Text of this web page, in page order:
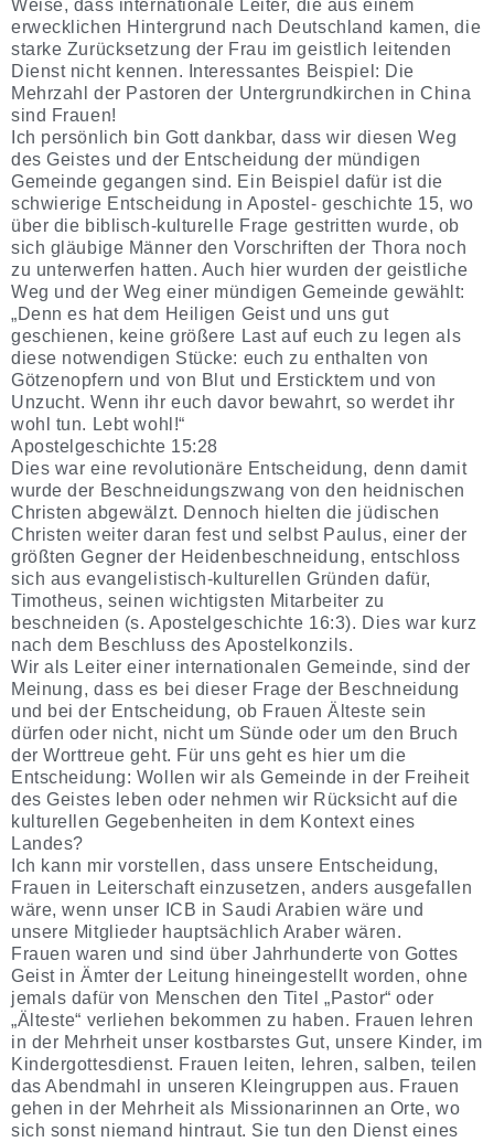
Weise, dass internationale Leiter, die aus einem
erwecklichen Hintergrund nach Deutschland kamen, die
starke Zurücksetzung der Frau im geistlich leitenden
Dienst nicht kennen. Interessantes Beispiel: Die
Mehrzahl der Pastoren der Untergrundkirchen in China
sind Frauen!
Ich persönlich bin Gott dankbar, dass wir diesen Weg
des Geistes und der Entscheidung der mündigen
Gemeinde gegangen sind. Ein Beispiel dafür ist die
schwierige Entscheidung in Apostel- geschichte 15, wo
über die biblisch-kulturelle Frage gestritten wurde, ob
sich gläubige Männer den Vorschriften der Thora noch
zu unterwerfen hatten. Auch hier wurden der geistliche
Weg und der Weg einer mündigen Gemeinde gewählt:
„Denn es hat dem Heiligen Geist und uns gut
geschienen, keine größere Last auf euch zu legen als
diese notwendigen Stücke: euch zu enthalten von
Götzenopfern und von Blut und Ersticktem und von
Unzucht. Wenn ihr euch davor bewahrt, so werdet ihr
wohl tun. Lebt wohl!“
Apostelgeschichte 15:28
Dies war eine revolutionäre Entscheidung, denn damit
wurde der Beschneidungszwang von den heidnischen
Christen abgewälzt. Dennoch hielten die jüdischen
Christen weiter daran fest und selbst Paulus, einer der
größten Gegner der Heidenbeschneidung, entschloss
sich aus evangelistisch-kulturellen Gründen dafür,
Timotheus, seinen wichtigsten Mitarbeiter zu
beschneiden (s. Apostelgeschichte 16:3). Dies war kurz
nach dem Beschluss des Apostelkonzils.
Wir als Leiter einer internationalen Gemeinde, sind der
Meinung, dass es bei dieser Frage der Beschneidung
und bei der Entscheidung, ob Frauen Älteste sein
dürfen oder nicht, nicht um Sünde oder um den Bruch
der Worttreue geht. Für uns geht es hier um die
Entscheidung: Wollen wir als Gemeinde in der Freiheit
des Geistes leben oder nehmen wir Rücksicht auf die
kulturellen Gegebenheiten in dem Kontext eines
Landes?
Ich kann mir vorstellen, dass unsere Entscheidung,
Frauen in Leiterschaft einzusetzen, anders ausgefallen
wäre, wenn unser ICB in Saudi Arabien wäre und
unsere Mitglieder hauptsächlich Araber wären.
Frauen waren und sind über Jahrhunderte von Gottes
Geist in Ämter der Leitung hineingestellt worden, ohne
jemals dafür von Menschen den Titel „Pastor“ oder
„Älteste“ verliehen bekommen zu haben. Frauen lehren
in der Mehrheit unser kostbarstes Gut, unsere Kinder, im
Kindergottesdienst. Frauen leiten, lehren, salben, teilen
das Abendmahl in unseren Kleingruppen aus. Frauen
gehen in der Mehrheit als Missionarinnen an Orte, wo
sich sonst niemand hintraut. Sie tun den Dienst eines